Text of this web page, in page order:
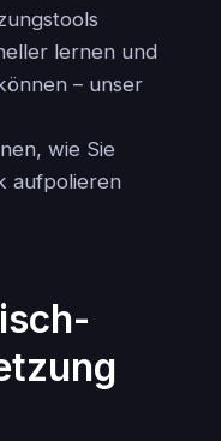
lernen und
– unser
wie Sie
aufpolieren